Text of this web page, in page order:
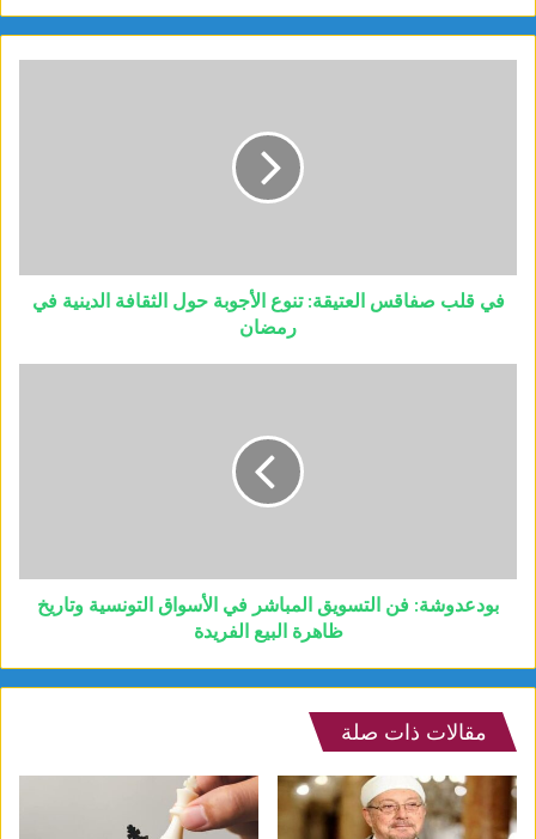
في قلب صفاقس العتيقة: تنوع الأجوبة حول الثقافة الدينية في
رمضان
بودعدوشة: فن التسويق المباشر في الأسواق التونسية وتاريخ
ظاهرة البيع الفريدة
مقالات ذات صلة